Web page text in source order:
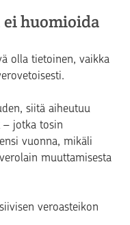
huomioida
olla tietoinen, vaikka
siitä aiheutuu
– jotka tosin
vuonna, mikäli
muuttamisesta
veroasteikon